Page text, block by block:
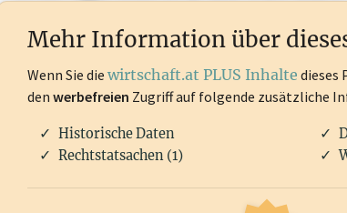
Mehr Information über
Wenn Sie die wirtschaft.at PLUS Inhalte dieses
den werbefreien Zugriff auf folgende zusätzliche
Historische Daten
Rechtstatsachen (1)